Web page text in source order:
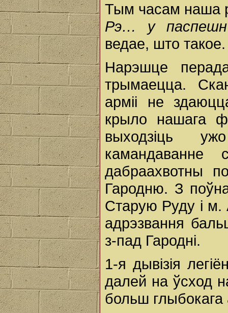
Тым часам наша
Рэ… у
ведае, што такое.
Нарэшце
трымаецца.
арміі не
крыло нашага
выходзіць
камандаванне
дабраахвотны
Гародню. З
Старую Руду і м.
адрэзвання
з-пад Гародні.
1-я дывізія
далей на ўсход
больш